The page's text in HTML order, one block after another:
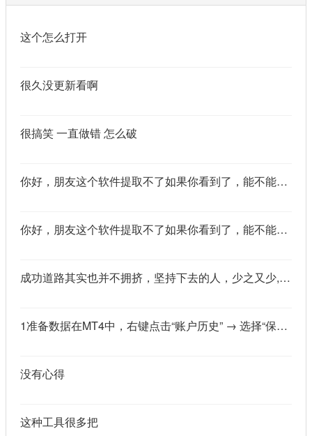
这个怎么打开
很久没更新看啊
很搞笑 一直做错 怎么破
你好，朋友这个软件提取不了如果你看到了，能不能把这个纯净版的发我邮箱里不
你好，朋友这个软件提取不了如果你看到了，能不能把这个纯净版的发我邮箱里不
成功道路其实也并不拥挤，坚持下去的人，少之又少,说的真好
1准备数据在MT4中，右键点击“账户历史” → 选择“保存为详细户口结单” → 保存为一个HTML文件。用Excel打开这个HTML文件，或者打开它并复制全部内容，粘贴到一个空白Excel工作表中。2使用你的.xlsm文件打开你已经保存好的“MT4报表合并神器.xlsm”文件。将上一步中未处理的两行数据，复制并粘贴到这个.xlsm文件的第一个工作表中。3运行宏在Excel中，按快捷键 Alt + F8 打开“宏”对话框。选择名为 MergeMT4Statement_Ultimate 的宏，然后点击“执行”或“运行”。4完成宏运行后，你会发现原本错位成两行的数据，已经自动合并成一行了。
没有心得
这种工具很多把